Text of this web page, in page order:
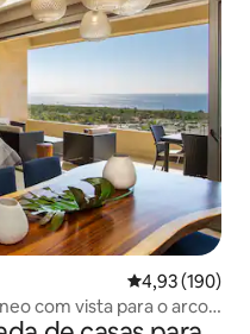
4,93 de uma
4,93 (190)
com vista para o arco